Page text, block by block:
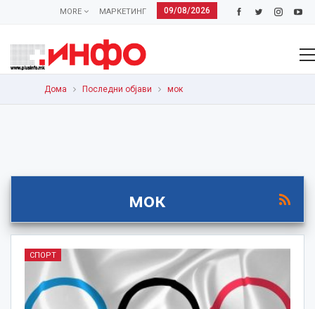
09/08/2026
МАРКЕТИНГ
MORE
Дома Последни објави мок
мок
СПОРТ